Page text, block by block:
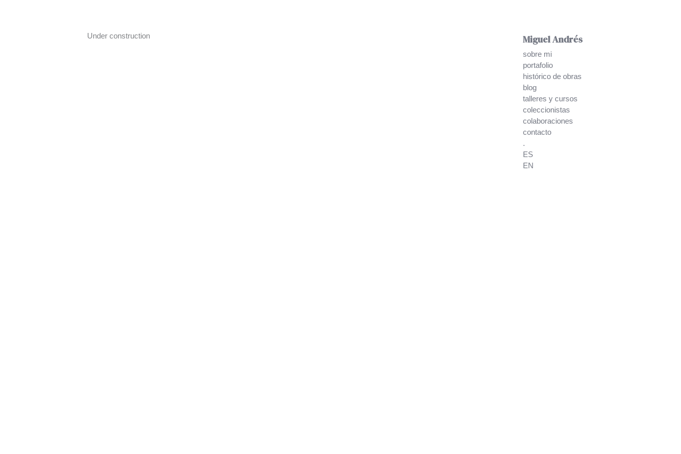
Under construction
Miguel Andrés
sobre mi
portafolio
histórico de obras
blog
talleres y cursos
coleccionistas
colaboraciones
contacto
.
ES
EN